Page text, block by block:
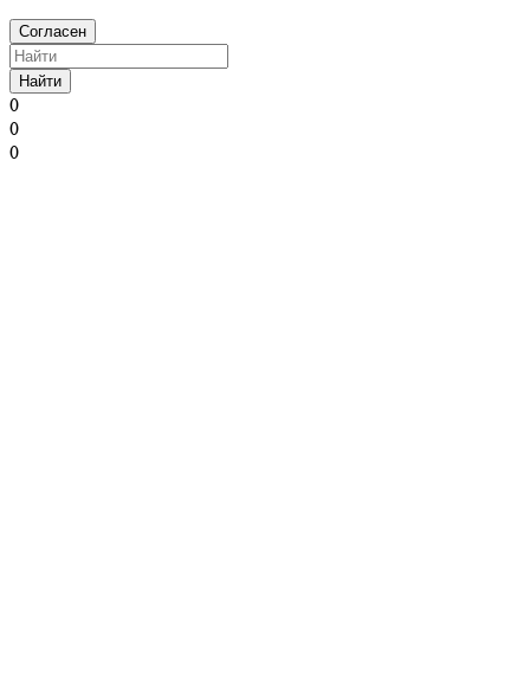
Согласен
Найти
0
0
0